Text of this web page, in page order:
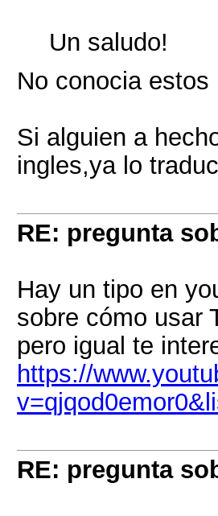
Un saludo!
No conocia
Si alguien a
ingles,ya lo
RE: pregunta
Hay un tipo en
sobre cómo usar
pero igual te
https://
RE: pregunta